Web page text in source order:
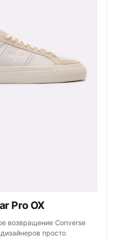
Pro OX
возвращение Converse
просто